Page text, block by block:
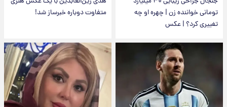
تومانی خواننده زن | چهره او چه
تغییری کرد؟ | عکس
متفاوت دوباره خبرساز شد!